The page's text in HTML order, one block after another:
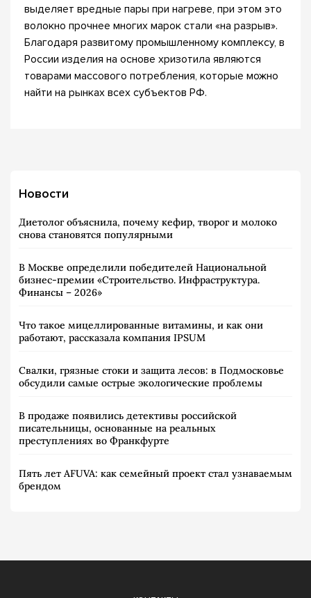
выделяет вредные пары при нагреве, при этом это
волокно прочнее многих марок стали «на разрыв».
Благодаря развитому промышленному комплексу, в
России изделия на основе хризотила являются
товарами массового потребления, которые можно
найти на рынках всех субъектов РФ.
Новости
Диетолог объяснила, почему кефир, творог и молоко
снова становятся популярными
В Москве определили победителей Национальной
бизнес-премии «Строительство. Инфраструктура.
Финансы – 2026»
Что такое мицеллированные витамины, и как они
работают, рассказала компания IPSUM
Свалки, грязные стоки и защита лесов: в Подмосковье
обсудили самые острые экологические проблемы
В продаже появились детективы российской
писательницы, основанные на реальных
преступлениях во Франкфурте
Пять лет AFUVA: как семейный проект стал узнаваемым
брендом